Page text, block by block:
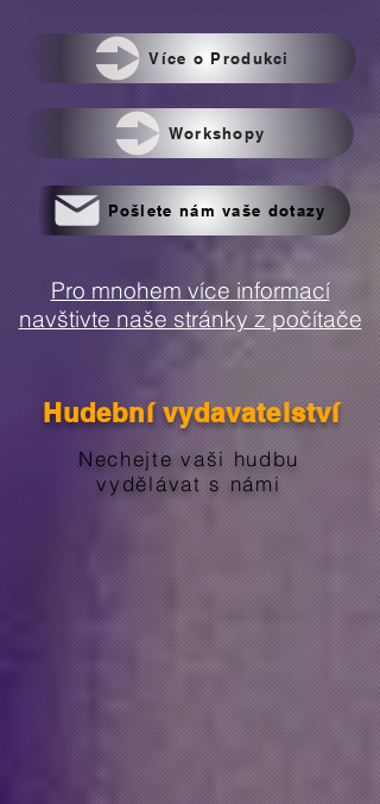
Více o Produkci
Workshopy
Pošlete nám vaše dotazy
Pro mnohem více informací
navštivte naše stránky z počítače
Hudební vydavatelství
Nechejte vaši hudbu
vydělávat s námi